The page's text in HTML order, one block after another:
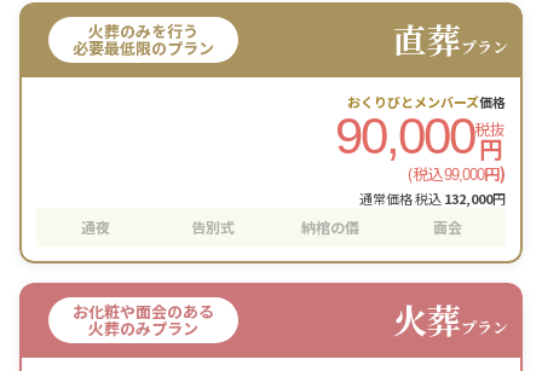
火葬のみを行う
必要最低限のプラン 直葬プラン
おくりびとメンバーズ価格
90,000税抜
円
(税込99,000円)
通常価格 税込132,000円
通夜 告別式 納棺の儀 面会
お化粧や面会のある
火葬のみプラン 火葬プラン